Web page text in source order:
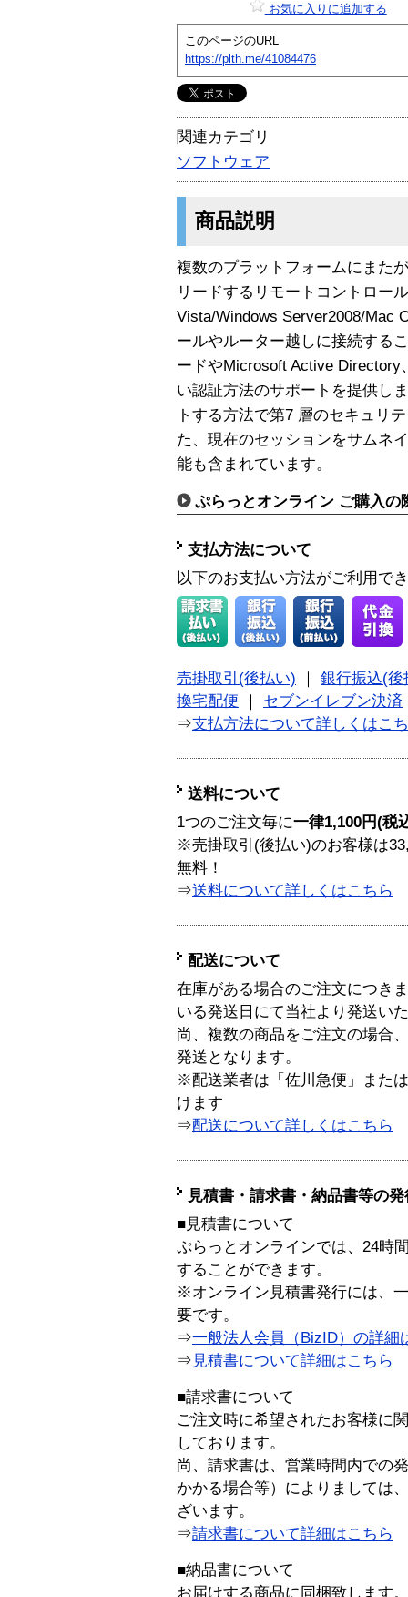
お気に入りに追加する
このページのURL
https://plth.me/41084476
関連カテゴリ
ソフトウェア
商品説明
複数のプラットフォームにまた
リードするリモートコントロー
Vista/Windows Server2008/Mac
ールやルーター越しに接続する
ードやMicrosoft Active
い認証方法のサポートを提供し
トする方法で第7 層のセキュリ
た、現在のセッションをサムネ
能も含まれています。
ぷらっとオンライン ご購入の
支払方法について
以下のお支払い方法がご利用で
売掛取引(後払い)
銀行振込(後
換宅配便
セブンイレブン決済
⇒支払方法について詳しくはこ
送料について
1つのご注文毎に一律1,100円(税
※売掛取引(後払い)のお客様は
無料！
⇒送料について詳しくはこちら
配送について
在庫がある場合のご注文につき
いる発送日にて当社より発送い
尚、複数の商品をご注文の場合
発送となります。
※配送業者は「佐川急便」また
けます
⇒配送について詳しくはこちら
見積書・請求書・納品書等の
■見積書について
ぷらっとオンラインでは、24時
することができます。
※オンライン見積書発行には、
要です。
⇒一般法人会員（BizID）の詳細
⇒ 見積書について詳細はこちら
■請求書について
ご注文時に希望されたお客様に
しております。
尚、請求書は、営業時間内での
かかる場合等）によりましては
ざいます。
⇒請求書について詳細はこちら
■納品書について
お届けする商品に同梱致します。